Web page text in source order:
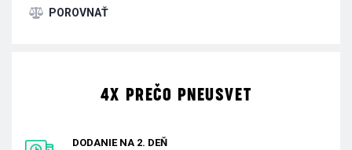
4X PREČO PNEUSVET
DODANIE NA 2. DEŇ